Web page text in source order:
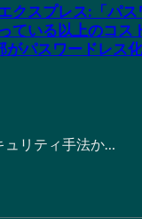
クスプレス:「パ
ている以上のコス
がパスワードレス
リティ手法か…